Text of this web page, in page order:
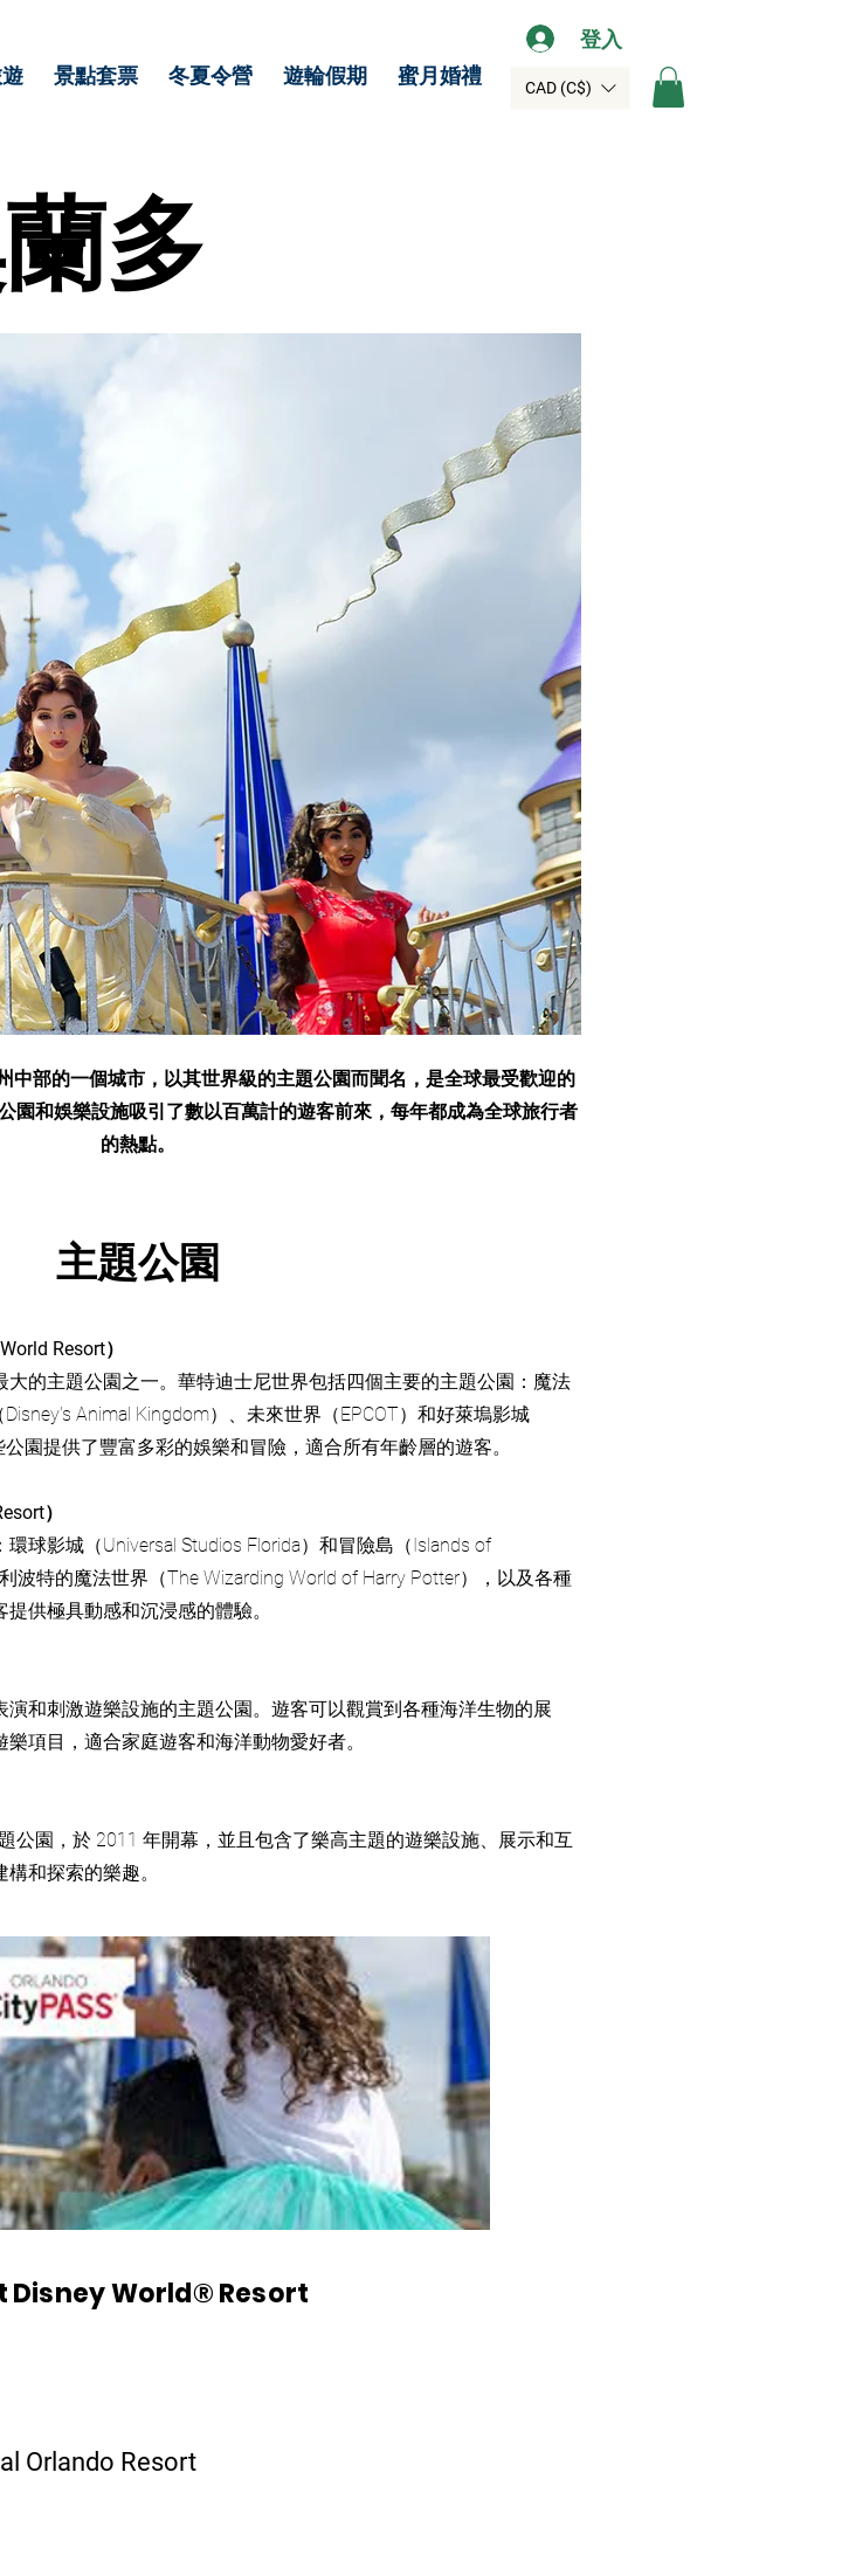
景點套票 冬夏令營 遊輪假期 蜜月婚禮
登入
CAD (C$)
多
中部的一個城市，以其世界級的主題公園而聞名，是全球最受歡迎的
園和娛樂設施吸引了數以百萬計的遊客前來，每年都成為全球旅行者
的熱點。
主題公園
Resort）
的主題公園之一。華特迪士尼世界包括四個主要的主題公園：魔法
Animal Kingdom）、未來世界（EPCOT）和好萊塢影城
公園提供了豐富多彩的娛樂和冒險，適合所有年齡層的遊客。
）
球影城（Universal Studios Florida）和冒險島（Islands of
波特的魔法世界（The Wizarding World of Harry Potter），以及各種
供極具動感和沉浸感的體驗。
和刺激遊樂設施的主題公園。遊客可以觀賞到各種海洋生物的展
項目，適合家庭遊客和海洋動物愛好者。
公園，於 2011 年開幕，並且包含了樂高主題的遊樂設施、展示和互
和探索的樂趣。
Disney World® Resort
Orlando Resort